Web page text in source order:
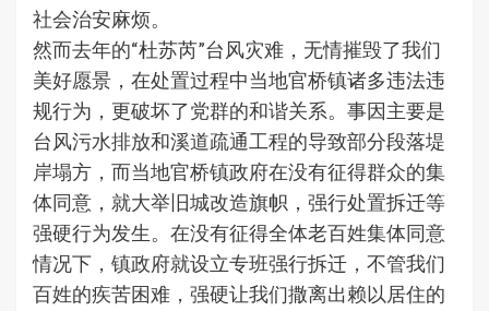
社会治安麻烦。
然而去年的“杜苏芮”台风灾难，无情摧毁了我们
美好愿景，在处置过程中当地官桥镇诸多违法违
规行为，更破坏了党群的和谐关系。事因主要是
台风污水排放和溪道疏通工程的导致部分段落堤
岸塌方，而当地官桥镇政府在没有征得群众的集
体同意，就大举旧城改造旗帜，强行处置拆迁等
强硬行为发生。在没有征得全体老百姓集体同意
情况下，镇政府就设立专班强行拆迁，不管我们
百姓的疾苦困难，强硬让我们撒离出赖以居住的